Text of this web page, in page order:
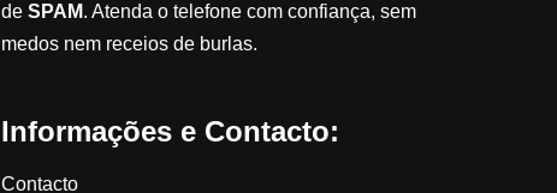
de SPAM. Atenda o telefone com confiança, sem
medos nem receios de burlas.
Informações e Contacto:
Contacto